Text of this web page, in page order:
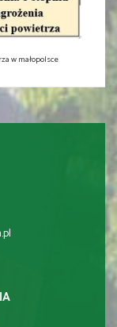
w małopolsce